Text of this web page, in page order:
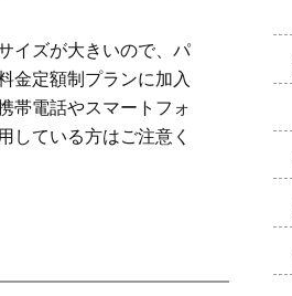
イズが大きいので、パ
金定額制プランに加入
帯電話やスマートフォ
している方はご注意く